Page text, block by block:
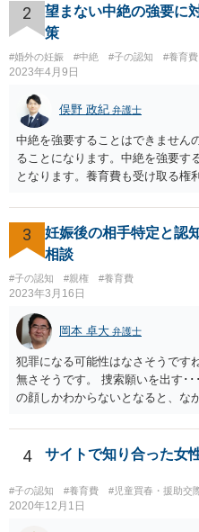
2
望まない中絶の強要に
策
#婚外の妊娠 #中絶 #子の認知 #養育費
2023年4月9日
俣野 政紀 弁護士
中絶を強要することはできません
ることになります。中絶を強要す
となります。養育費も受け取る権
勧めします。
3
妊娠後の相手特定と認
相談
#子の認知 #親権 #養育費
2023年3月16日
岡本 卓大 弁護士
犯罪になる可能性はなさそうです
無さそうです。 捜索願いを出す･
の顔しかわからないとなると、な
4 サイトで知り合った女
#子の認知 #養育費 #児童買春・援助交
2020年12月1日